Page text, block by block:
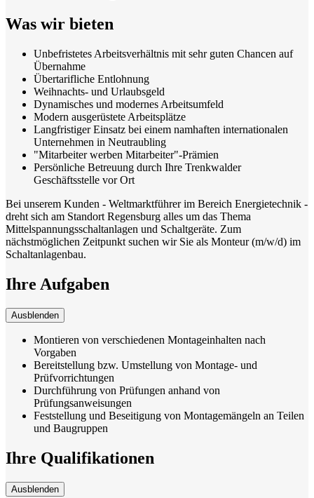
Was wir bieten
Unbefristetes Arbeitsverhältnis mit sehr guten Chancen auf
Übernahme
Übertarifliche Entlohnung
Weihnachts- und Urlaubsgeld
Dynamisches und modernes Arbeitsumfeld
Modern ausgerüstete Arbeitsplätze
Langfristiger Einsatz bei einem namhaften internationalen
Unternehmen in Neutraubling
"Mitarbeiter werben Mitarbeiter"-Prämien
Persönliche Betreuung durch Ihre Trenkwalder
Geschäftsstelle vor Ort
Bei unserem Kunden - Weltmarktführer im Bereich Energietechnik -
dreht sich am Standort Regensburg alles um das Thema
Mittelspannungsschaltanlagen und Schaltgeräte. Zum
nächstmöglichen Zeitpunkt suchen wir Sie als Monteur (m/w/d) im
Schaltanlagenbau.
Ihre Aufgaben
Ausblenden
Montieren von verschiedenen Montageinhalten nach
Vorgaben
Bereitstellung bzw. Umstellung von Montage- und
Prüfvorrichtungen
Durchführung von Prüfungen anhand von
Prüfungsanweisungen
Feststellung und Beseitigung von Montagemängeln an Teilen
und Baugruppen
Ihre Qualifikationen
Ausblenden